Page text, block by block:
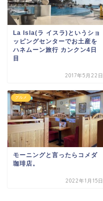
La Isla(ラ イスラ)というショ
ッピングセンターでお土産を
ハネムーン旅行 カンクン4日
目
2017年5月22日
グルメ
モーニングと言ったらコメダ
珈琲店。
2022年1月15日